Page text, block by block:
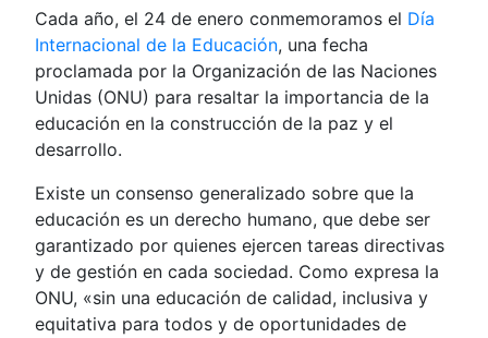
Cada año, el 24 de enero conmemoramos el Día
Internacional de la Educación, una fecha
proclamada por la Organización de las Naciones
Unidas (ONU) para resaltar la importancia de la
educación en la construcción de la paz y el
desarrollo.
Existe un consenso generalizado sobre que la
educación es un derecho humano, que debe ser
garantizado por quienes ejercen tareas directivas
y de gestión en cada sociedad. Como expresa la
ONU, «sin una educación de calidad, inclusiva y
equitativa para todos y de oportunidades de